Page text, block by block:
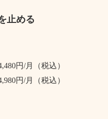
止める
円/月（税込）
円/月（税込）